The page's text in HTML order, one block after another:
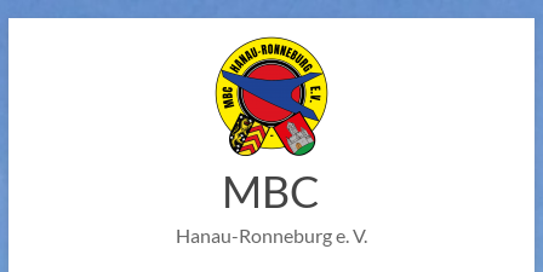
MBC
Hanau-Ronneburg e. V.